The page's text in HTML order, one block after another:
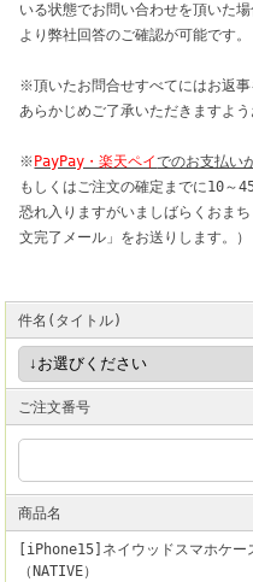
いる状態でお問い合わせを頂いた
より弊社回答のご確認が可能です。
※頂いたお問合せすべてにはお返事
あらかじめご了承いただきますよう
※ PayPay・楽天ペイでのお支払い
もしくはご注文の確定までに10～
恐れ入りますがいましばらくおま
文完了メール」をお送りします。）
件名(タイトル)
ご注文番号
商品名
[iPhone15]ネイウッドスマホケー
（NATIVE）